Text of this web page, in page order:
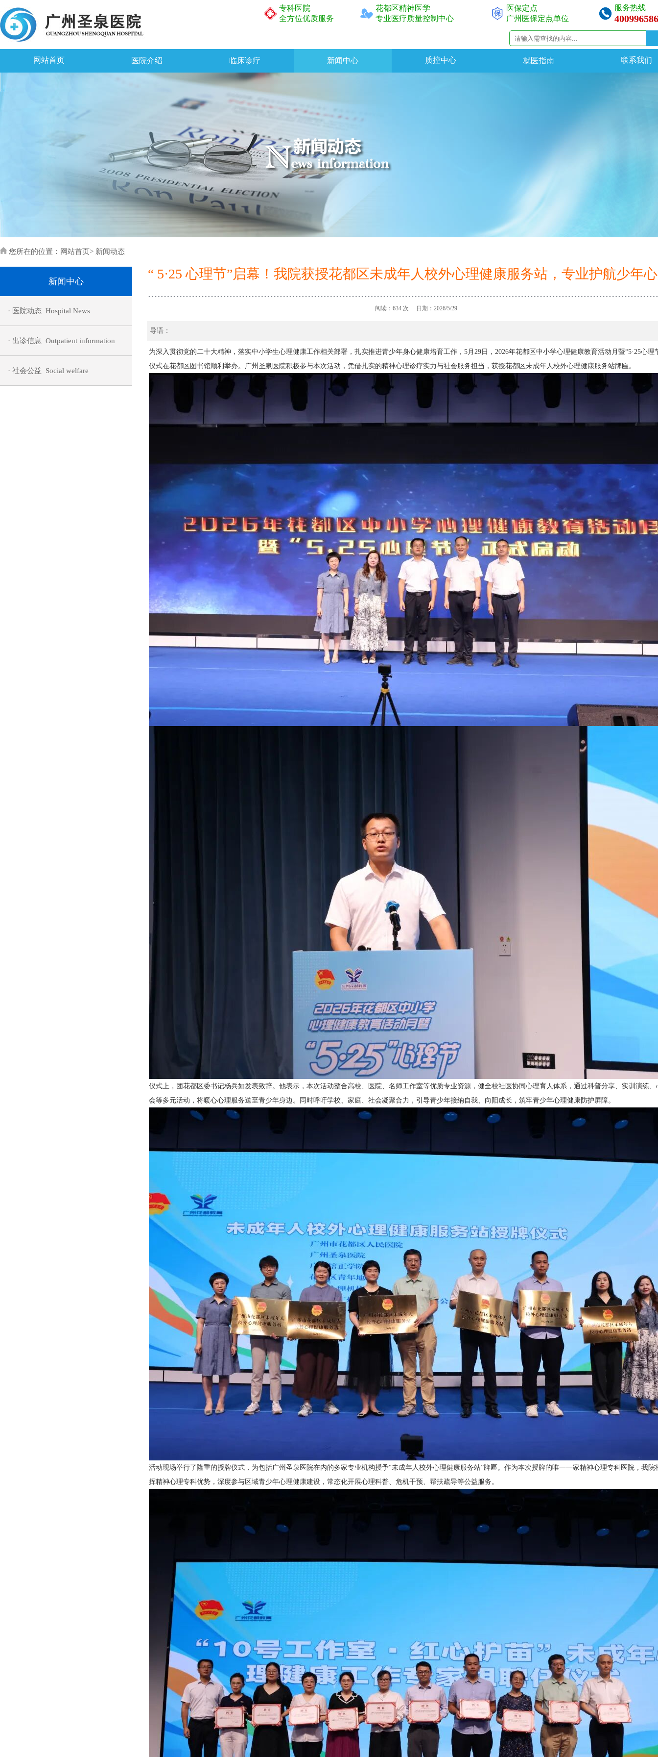
专科医院
全方位优质服务
花都区精神医学
专业医疗质量控制中心
医保定点
广州医保定点单位
服务热线
网站首页 医院介绍 临床诊疗 新闻中心 质控中心 就医指南 联系我们
您所在的位置： 网站首页> 新闻动态
新闻中心
· 医院动态 Hospital News
· 出诊信息 Outpatient information
· 社会公益 Social welfare
“ 5·25 心理节”启幕！我院获授花都区未成年人校外心理健康服务站，专业护航少年
阅读：634 次 日期：2026/5/29
导语：
为深入贯彻党的二十大精神，落实中小学生心理健康工作相关部署，扎实推进青少年身心健康培育工作，5月29日，2026年花都区中小学心理健康教育活动月暨“5·25心理
仪式在花都区图书馆顺利举办。广州圣泉医院积极参与本次活动，凭借扎实的精神心理诊疗实力与社会服务担当，获授花都区未成年人校外心理健康服务站牌匾。
仪式上，团花都区委书记杨兵如发表致辞。他表示，本次活动整合高校、医院、名师工作室等优质专业资源，健全校社医协同心理育人体系，通过科普分享、实训演练、
会等多元活动，将暖心心理服务送至青少年身边。同时呼吁学校、家庭、社会凝聚合力，引导青少年接纳自我、向阳成长，筑牢青少年心理健康防护屏障。
活动现场举行了隆重的授牌仪式，为包括广州圣泉医院在内的多家专业机构授予“未成年人校外心理健康服务站”牌匾。作为本次授牌的唯一一家精神心理专科医院，我院
挥精神心理专科优势，深度参与区域青少年心理健康建设，常态化开展心理科普、危机干预、帮扶疏导等公益服务。